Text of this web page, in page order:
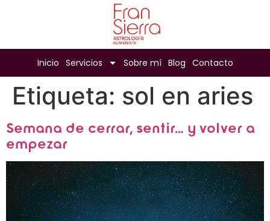
Inicio Servicios Sobre mí Blog Contacto
Etiqueta: sol en aries
Semana de cerrar, sentir… y volver a
empezar